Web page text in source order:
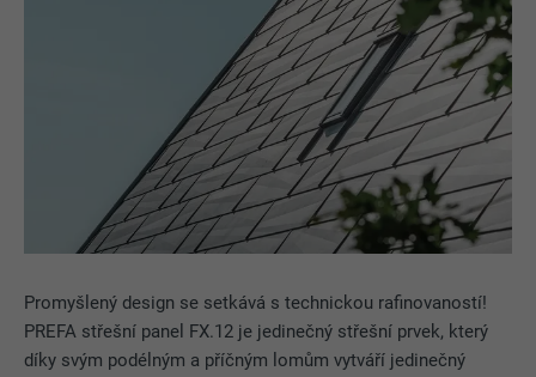
Promyšlený design se setkává s technickou rafinovaností!
PREFA střešní panel FX.12 je jedinečný střešní prvek, který
díky svým podélným a příčným lomům vytváří jedinečný